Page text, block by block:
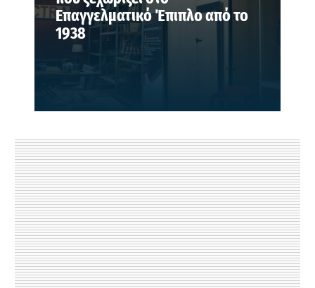
Επαγγελματικό Έπιπλο από το
1938